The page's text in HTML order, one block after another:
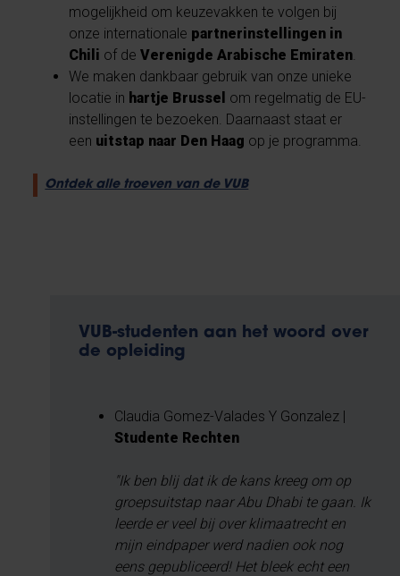
mogelijkheid om keuzevakken te volgen bij
onze internationale partnerinstellingen in
Chili of deVerenigde Arabische Emiraten.
We maken dankbaar gebruik van onze unieke
locatie in hartje Brussel om regelmatig de EU-
instellingen te bezoeken. Daarnaast staat er
een uitstap naar Den Haag op je programma.
Ontdek alle troeven van de VUB
VUB-studenten aan het woord over
de opleiding
Claudia Gomez-Valades Y Gonzalez |
Studente Rechten
"Ik ben blij dat ik de kans kreeg om op
groepsuitstap naar Abu Dhabi te gaan. Ik
leerde er veel bij over klimaatrecht en
mijn eindpaper werd nadien ook nog
eens gepubliceerd! Het bleek echt een